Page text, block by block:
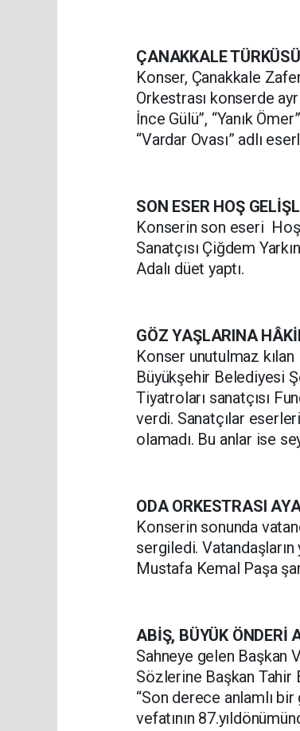
ÇANAKKALE
Konser, Çanakkale
Orkestrası konserde
İnce Gülü”, “Yanık
“Vardar Ovası” adlı
SON ESER HOŞ
Konserin son eseri
Sanatçısı Çiğdem
Adalı düet yaptı.
GÖZ YAŞLARINA
Konser unutulmaz
Büyükşehir Belediyesi
Tiyatroları sanatçısı
verdi. Sanatçılar
olamadı. Bu anlar ise
ODA ORKESTRASI
Konserin sonunda
sergiledi.
Mustafa Kemal Paşa
ABİŞ, BÜYÜK ÖNDERİ
Sahneye gelen Başkan
Sözlerine Başkan Tahir
“Son derece anlamlı
vefatının